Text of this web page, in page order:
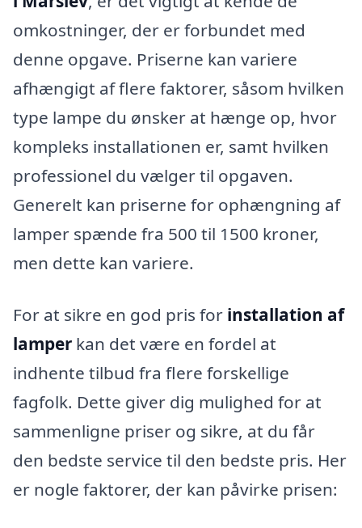
omkostninger, der er forbundet med
denne opgave. Priserne kan variere
afhængigt af flere faktorer, såsom hvilken
type lampe du ønsker at hænge op, hvor
kompleks installationen er, samt hvilken
professionel du vælger til opgaven.
Generelt kan priserne for ophængning af
lamper spænde fra 500 til 1500 kroner,
men dette kan variere.
For at sikre en god pris for installation af
lamper kan det være en fordel at
indhente tilbud fra flere forskellige
fagfolk. Dette giver dig mulighed for at
sammenligne priser og sikre, at du får
den bedste service til den bedste pris. Her
er nogle faktorer, der kan påvirke prisen: